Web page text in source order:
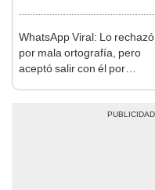
WhatsApp Viral: Lo rechazó
por mala ortografía, pero
aceptó salir con él por